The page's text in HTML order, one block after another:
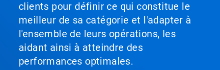
clients pour définir ce qui constitue le
meilleur de sa catégorie et l'adapter à
l'ensemble de leurs opérations, les
aidant ainsi à atteindre des
performances optimales.